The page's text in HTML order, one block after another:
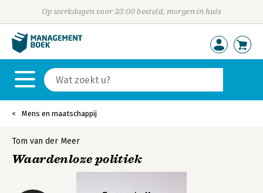
Op werkdagen voor 23:00 besteld, morgen in huis
Mens en maatschappij
Tom van der Meer
Waardenloze politiek